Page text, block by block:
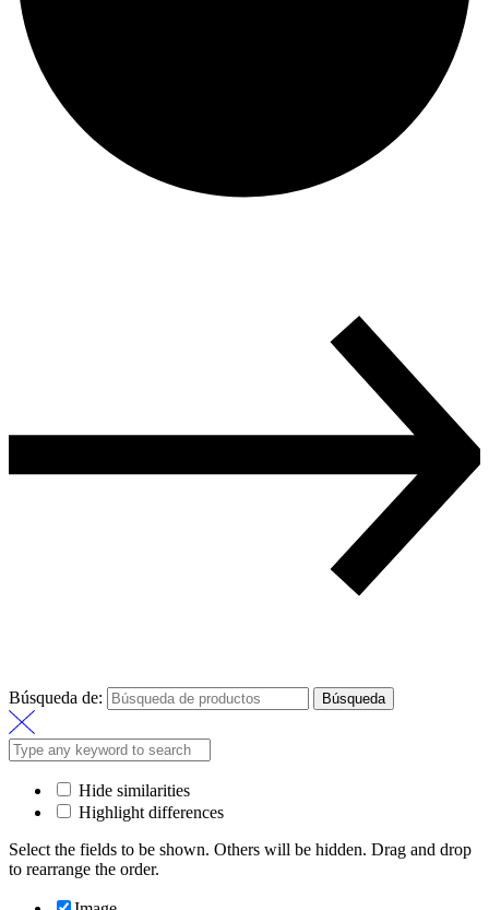
Búsqueda de: Búsqueda
Hide similarities
Highlight differences
Select the fields to be shown. Others will be hidden. Drag and drop
to rearrange the order.